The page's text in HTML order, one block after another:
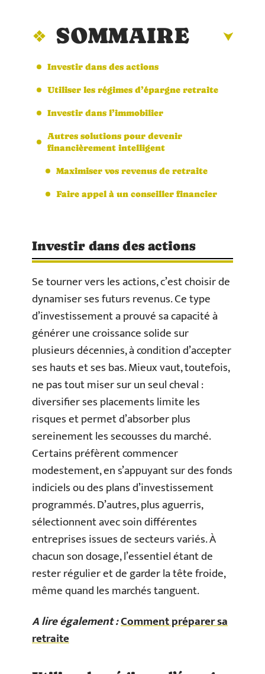
SOMMAIRE
Investir dans des actions
Utiliser les régimes d’épargne retraite
Investir dans l’immobilier
Autres solutions pour devenir
financièrement intelligent
Maximiser vos revenus de retraite
Faire appel à un conseiller financier
Investir dans des actions
Se tourner vers les actions, c’est choisir de
dynamiser ses futurs revenus. Ce type
d’investissement a prouvé sa capacité à
générer une croissance solide sur
plusieurs décennies, à condition d’accepter
ses hauts et ses bas. Mieux vaut, toutefois,
ne pas tout miser sur un seul cheval :
diversifier ses placements limite les
risques et permet d’absorber plus
sereinement les secousses du marché.
Certains préfèrent commencer
modestement, en s’appuyant sur des fonds
indiciels ou des plans d’investissement
programmés. D’autres, plus aguerris,
sélectionnent avec soin différentes
entreprises issues de secteurs variés. À
chacun son dosage, l’essentiel étant de
rester régulier et de garder la tête froide,
même quand les marchés tanguent.
A lire également :Comment préparer sa
retraite